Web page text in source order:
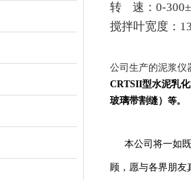
转
速： 0-
搅拌叶宽度：
公司生产的泥浆仪
CRTSII型水泥乳
玻璃带割缝） 等。
本公司将一如
顾，愿与各界朋友